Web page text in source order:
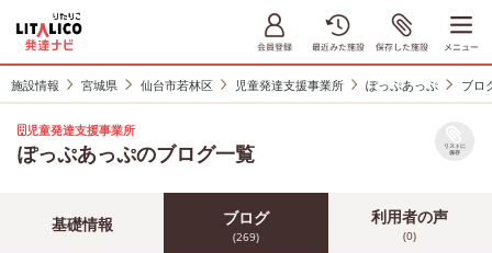
施設情報 宮城県 仙台市若林区 児童発達支援事業所 ぽっぷあっぷ ブロ
児童発達支援事業所
ぽっぷあっぷのブログ一覧 リストに
保存
基礎情報 ブログ
(269)
利用者の声
(0)